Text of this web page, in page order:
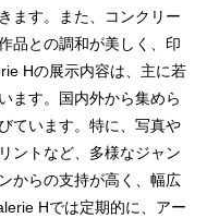
ます。また、コンクリー
品との調和が美しく、印
Hの展示内容は、主に若
ます。国内外から集めら
ています。特に、写真や
ントなど、多様なジャン
からの支持が高く、幅広
Hでは定期的に、アー